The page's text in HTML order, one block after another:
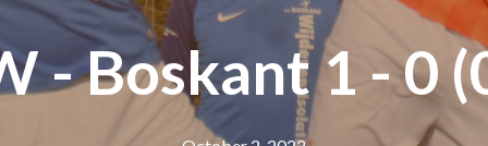
- Boskant 1 - 0